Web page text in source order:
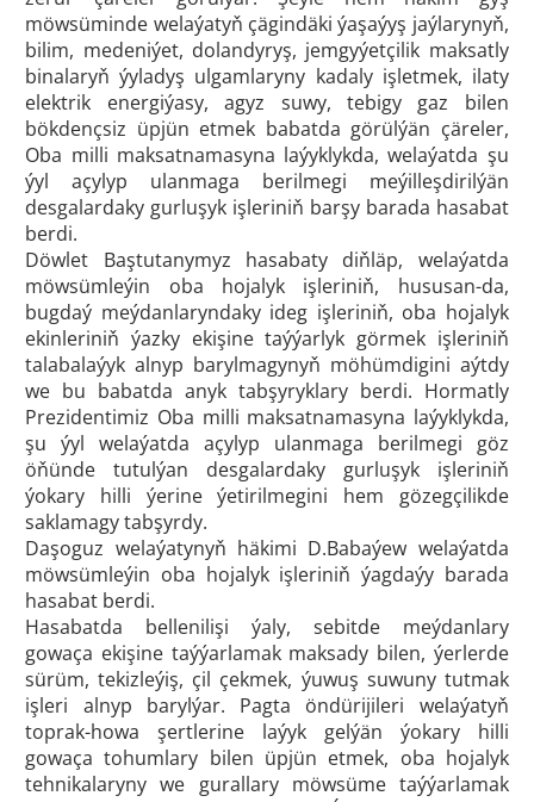
möwsüminde welaýatyň çägindäki ýaşaýyş jaýlarynyň,
bilim, medeniýet, dolandyryş, jemgyýetçilik maksatly
binalaryň ýyladyş ulgamlaryny kadaly işletmek, ilaty
elektrik energiýasy, agyz suwy, tebigy gaz bilen
bökdençsiz üpjün etmek babatda görülýän çäreler,
Oba milli maksatnamasyna laýyklykda, welaýatda şu
ýyl açylyp ulanmaga berilmegi meýilleşdirilýän
desgalardaky gurluşyk işleriniň barşy barada hasabat
berdi.
Döwlet Baştutanymyz hasabaty diňläp, welaýatda
möwsümleýin oba hojalyk işleriniň, hususan-da,
bugdaý meýdanlaryndaky ideg işleriniň, oba hojalyk
ekinleriniň ýazky ekişine taýýarlyk görmek işleriniň
talabalaýyk alnyp barylmagynyň möhümdigini aýtdy
we bu babatda anyk tabşyryklary berdi. Hormatly
Prezidentimiz Oba milli maksatnamasyna laýyklykda,
şu ýyl welaýatda açylyp ulanmaga berilmegi göz
öňünde tutulýan desgalardaky gurluşyk işleriniň
ýokary hilli ýerine ýetirilmegini hem gözegçilikde
saklamagy tabşyrdy.
Daşoguz welaýatynyň häkimi D.Babaýew welaýatda
möwsümleýin oba hojalyk işleriniň ýagdaýy barada
hasabat berdi.
Hasabatda bellenilişi ýaly, sebitde meýdanlary
gowaça ekişine taýýarlamak maksady bilen, ýerlerde
sürüm, tekizleýiş, çil çekmek, ýuwuş suwuny tutmak
işleri alnyp barylýar. Pagta öndürijileri welaýatyň
toprak-howa şertlerine laýyk gelýän ýokary hilli
gowaça tohumlary bilen üpjün etmek, oba hojalyk
tehnikalaryny we gurallary möwsüme taýýarlamak